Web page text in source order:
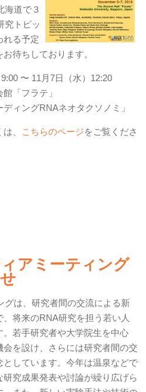
海道で３
究トピッ
れる予定
待ちしております。
〜 11月7日（水）12:20
「フラテ」
ィングRNAネオタクソノミ」
、 こちらのページをご覧くださ
ィアミーティング
グは、研究者間の交流による新
将来のRNA研究を担う若い人
若手研究者や大学院生を中心
を設け、さらには研究者間の交
しています。今年は温泉などで
究成果発表や討論が繰り広げら